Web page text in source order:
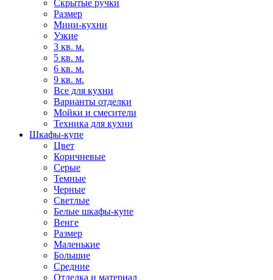
Скрытые ручки
Размер
Мини-кухни
Узкие
3 кв. м.
5 кв. м.
6 кв. м.
9 кв. м.
Все для кухни
Варианты отделки
Мойки и смесители
Техника для кухни
Шкафы-купе
Цвет
Коричневые
Серые
Темные
Черные
Светлые
Белые шкафы-купе
Венге
Размер
Маленькие
Большие
Средние
Отделка и материал